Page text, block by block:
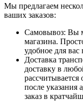
Мы предлагаем
ваших заказов:
Самовывоз: Вы
магазина.
удобное для вас
Доставка
доставку в
рассчитывается
после указания
заказ в